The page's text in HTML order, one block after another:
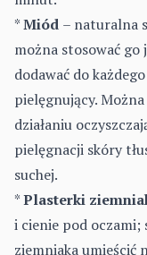
*Miód – naturalna
można stosować go
dodawać do
pielęgnujący.
działaniu
pielęgnacji skóry
suchej.
*Plasterki
i cienie pod oczami;
ziemniaka umieścić